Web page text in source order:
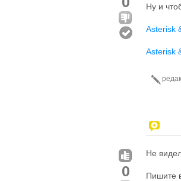
Ну и
Asterisk
Asterisk
0
Не
Пишите